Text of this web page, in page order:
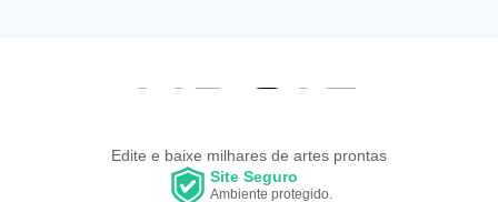
Edite e baixe milhares de artes prontas
Site Seguro
Ambiente protegido.